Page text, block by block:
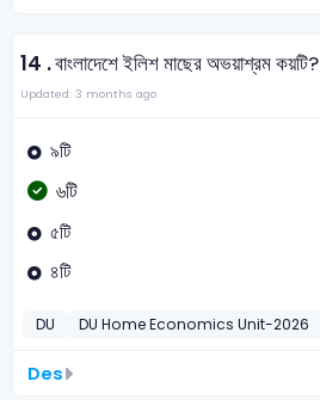
14 .বাংলাদেশে ইলিশ মাছের অভয়াশ্রম কয়টি?
Updated: 3 months ago
৯টি
৬টি
৫টি
৪টি
DU DU Home Economics Unit-2026
Des